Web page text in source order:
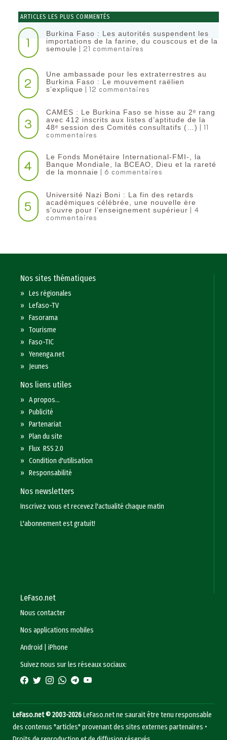
ARTICLES LES PLUS COMMENTÉS
1
Burkina Faso : Les autorités suspendent les
importations de la farine, du couscous et de la
semoule | 21 commentaires
2
Une ambassade pour les extraterrestres au
Burkina Faso : Le mouvement raëlien
s’explique | 12 commentaires
3
CAMES : Le Burkina Faso se hisse au 2ᵉ rang
avec 412 inscrits aux listes d’aptitude de la
48ᵉ session des Comités consultatifs (…) | 11
commentaires
4
Le Fonds Monétaire International-FMI-, la
Banque Mondiale, la BCEAO, Dieu et la rareté
de la monnaie | 6 commentaires
5
Université Nazi Boni : La fin des retards
académiques célébrée, une nouvelle ère
s’ouvre pour l’enseignement supérieur | 4
commentaires
Nos sites thématiques
»Les régionales
»Lefaso-TV
»Fasorama
»Tourisme
»Faso-TIC
»Yenenga.net
» Jeunes
Nos liens utiles
»A propos...
»Publicité
»Partenariat
»Plan du site
»Flux RSS 2.0
»Condition d'utilisation
»Responsabilité
Nos newsletters
Inscrivez vous et recevez l'actualité chaque matin
L'abonnement est gratuit!
LeFaso.net
Nous contacter
Nos applications mobiles
Android
|iPhone
Suivez nous sur les réseaux sociaux:
LeFaso.net © 2003-2026LeFaso.net ne saurait être tenu responsable
des contenus "articles" provenant des sites externes partenaires •